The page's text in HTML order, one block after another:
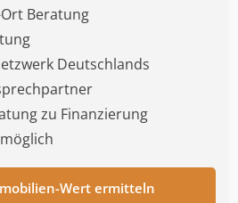
Beratung
Deutschlands
zu Finanzierung
Wert ermitteln